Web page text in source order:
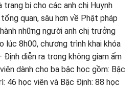
trang bị cho các anh chị Huynh
quan, sâu hơn về Phật pháp
những người anh chị trưởng
lúc 8h00, chương trình khai khóa
diễn ra trong không giam ấm
dành cho ba bậc học gồm: Bậc
46 học viên và Bậc Định: 88 học